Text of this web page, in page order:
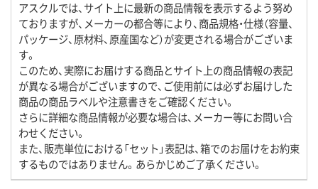
アスクルでは、サイト上に最新の商品情報を表示するよう努め
ておりますが、メーカーの都合等により、商品規格・仕様（容量、
パッケージ、原材料、原産国など）が変更される場合がございま
す。
このため、実際にお届けする商品とサイト上の商品情報の表記
が異なる場合がございますので、ご使用前には必ずお届けした
商品の商品ラベルや注意書きをご確認ください。
さらに詳細な商品情報が必要な場合は、メーカー等にお問い合
わせください。
また、販売単位における「セット」表記は、箱でのお届けをお約束
するものではありません。あらかじめご了承ください。